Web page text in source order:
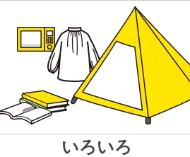
いろいろ